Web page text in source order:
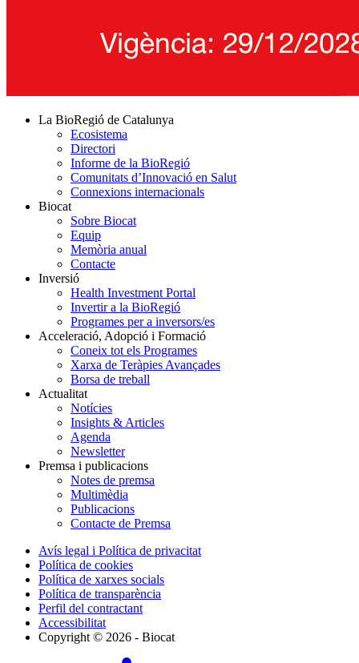
La BioRegió de Catalunya
Ecosistema
Directori
Informe de la BioRegió
Comunitats d’Innovació en Salut
Connexions internacionals
Biocat
Sobre Biocat
Equip
Memòria anual
Contacte
Inversió
Health Investment Portal
Invertir a la BioRegió
Programes per a inversors/es
Acceleració, Adopció i Formació
Coneix tot els Programes
Xarxa de Teràpies Avançades
Borsa de treball
Actualitat
Notícies
Insights & Articles
Agenda
Newsletter
Premsa i publicacions
Notes de premsa
Multimèdia
Publicacions
Contacte de Premsa
Avís legal i Política de privacitat
Política de cookies
Política de xarxes socials
Política de transparència
Perfil del contractant
Accessibilitat
Copyright © 2026 - Biocat